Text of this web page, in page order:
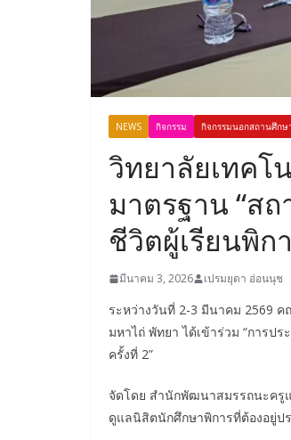
NEWS กิจกรรม กิจกรรมนอกสถานศึกษ
วิทยาลัยเทคโ
มาตรฐาน “ส
ชีวิตผู้เรียนพิก
มีนาคม 3, 2026 เปรมยุดา อ่อนนุช
ระหว่างวันที่ 2-3 มีนาคม 2569
มหาไถ่ พัทยา ได้เข้าร่วม “การป
ครั้งที่ 2”
จัดโดย สำนักพัฒนาสมรรถนะครู
ดูแลนิสิตนักศึกษาพิการที่ต้องอยู่ป